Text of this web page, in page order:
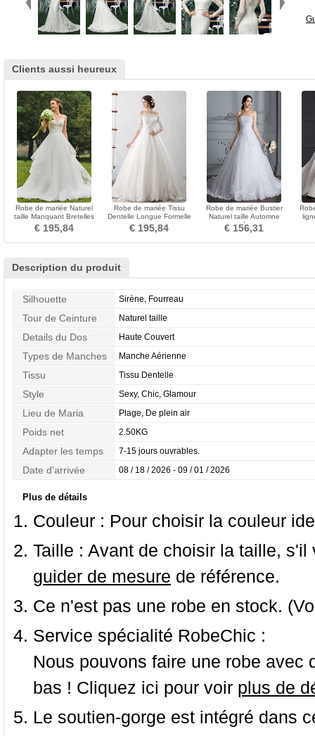
Clients aussi heureux
Robe de mariée Naturel
taille Manquant Bretelles
Spaghetti Longue
€ 195,84
Robe de mariée Tissu
Dentelle Longue Formelle
Automne A-ligne
€ 195,84
Robe de mariée Bustier
Naturel taille Automne
Eglise Traîne Courte
€ 156,31
Description du produit
Silhouette Sirène, Fourreau
Tour de Ceinture Naturel taille
Details du Dos Haute Couvert
Types de Manches Manche Aérienne
Tissu Tissu Dentelle
Style Sexy, Chic, Glamour
Lieu de Maria Plage, De plein air
Poids net 2.50KG
Adapter les temps 7-15 jours ouvrables.
Date d'arrivée 08 / 18 / 2026 - 09 / 01 / 2026
Plus de détails
Couleur : Pour choisir la couleur
Taille : Avant de choisir la taille,
guider de mesure de référence.
Ce n'est pas une robe en stock.
Service spécialité RobeChic :
Nous pouvons faire une robe
bas ! Cliquez ici pour voir plus de
Le soutien-gorge est intégré dans